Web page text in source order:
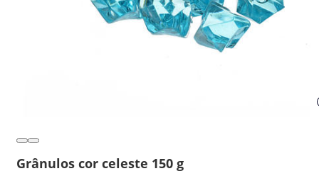
Grânulos cor celeste 150 g